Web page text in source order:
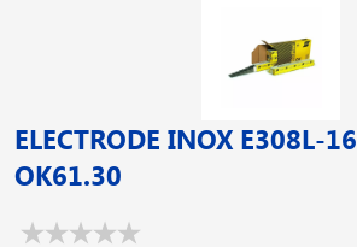
ELECTRODE INOX E308L-16
OK61.30